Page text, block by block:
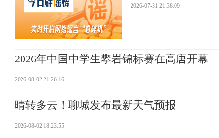
2026-07-31 21:38:09
2026年中国中学生攀岩锦标赛在高唐开幕
2026-08-02 21:26:16
晴转多云！聊城发布最新天气预报
2026-08-02 18:23:55